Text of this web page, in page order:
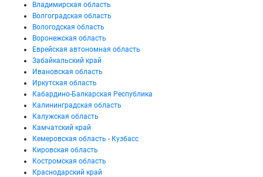
Владимирская область
Волгоградская область
Вологодская область
Воронежская область
Еврейская автономная область
Забайкальский край
Ивановская область
Иркутская область
Кабардино-Балкарская Республика
Калининградская область
Калужская область
Камчатский край
Кемеровская область - Кузбасс
Кировская область
Костромская область
Краснодарский край